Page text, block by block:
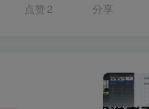
点赞 2 分享